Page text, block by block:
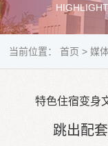
当前位置：首页 > 媒
特色住宿变身
跳出配